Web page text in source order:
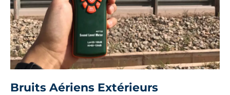
Bruits Aériens Extérieurs